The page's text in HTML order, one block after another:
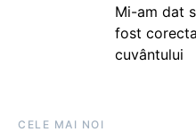
Mi-am dat
fost
cuvântului
CELE MAI NOI